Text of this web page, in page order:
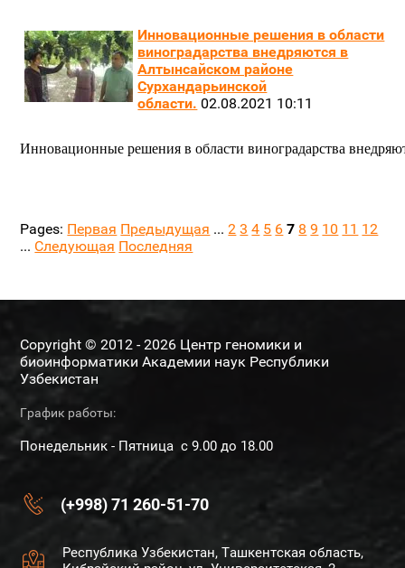
Инновационные решения в области
виноградарства внедряются в
Алтынсайском районе
Сурхандарьинской
области. 02.08.2021 10:11
Инновационные решения в области виноградарства
Pages: Первая Предыдущая ... 2 3 4 5 6 7 8 9 10 11 12
... Следующая Последняя
Copyright © 2012 - 2026 Центр геномики и
биоинформатики Академии наук Республики
Узбекистан
График работы:
Понедельник - Пятница с 9.00 до 18.00
(+998) 71 260-51-70
Республика Узбекистан, Ташкентская область,